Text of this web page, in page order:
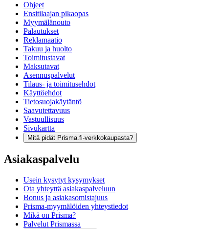
Ohjeet
Ensitilaajan pikaopas
Myymälänouto
Palautukset
Reklamaatio
Takuu ja huolto
Toimitustavat
Maksutavat
Asennuspalvelut
Tilaus- ja toimitusehdot
Käyttöehdot
Tietosuojakäytäntö
Saavutettavuus
Vastuullisuus
Sivukartta
Mitä pidät Prisma.fi-verkkokaupasta?
Asiakaspalvelu
Usein kysytyt kysymykset
Ota yhteyttä asiakaspalveluun
Bonus ja asiakasomistajuus
Prisma-myymälöiden yhteystiedot
Mikä on Prisma?
Palvelut Prismassa